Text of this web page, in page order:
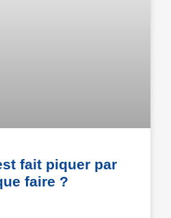
fait piquer par
faire ?